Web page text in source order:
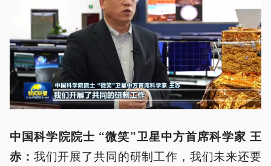
中国科学院院士 “微笑”卫星中方首席科学家 王
赤： 我们开展了共同的研制工作，我们未来还要